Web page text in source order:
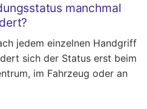
manchmal
jedem einzelnen Handgriff
sich der Status erst beim
im Fahrzeug oder an